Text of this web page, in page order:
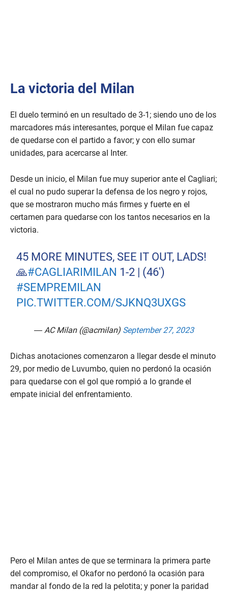
La victoria del Milan
El duelo terminó en un resultado de 3-1; siendo uno de los
marcadores más interesantes, porque el Milan fue capaz
de quedarse con el partido a favor; y con ello sumar
unidades, para acercarse al Inter.
Desde un inicio, el Milan fue muy superior ante el Cagliari;
el cual no pudo superar la defensa de los negro y rojos,
que se mostraron mucho más firmes y fuerte en el
certamen para quedarse con los tantos necesarios en la
victoria.
45 MORE MINUTES, SEE IT OUT, LADS!
🙏#CAGLIARIMILAN 1-2 | (46')
#SEMPREMILAN
PIC.TWITTER.COM/SJKNQ3UXGS
— AC Milan (@acmilan) September 27, 2023
Dichas anotaciones comenzaron a llegar desde el minuto
29, por medio de Luvumbo, quien no perdonó la ocasión
para quedarse con el gol que rompió a lo grande el
empate inicial del enfrentamiento.
Pero el Milan antes de que se terminara la primera parte
del compromiso, el Okafor no perdonó la ocasión para
mandar al fondo de la red la pelotita; y poner la paridad